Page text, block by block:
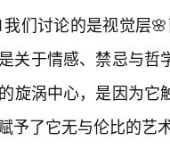
们讨论的是视觉层
于情感、禁忌与哲
旋涡中心，是因为
予了它无与伦比的艺